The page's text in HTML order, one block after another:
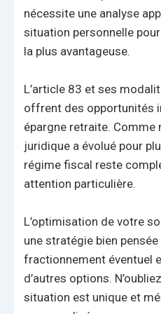
nécessite une analyse
situation personnelle
la plus avantageuse.
L’article 83 et ses
offrent des opportunités
épargne retraite. Comme
juridique a évolué pour
régime fiscal reste
attention particulière.
L’optimisation de votre
une stratégie bien
fractionnement éventuel
d’autres options.
situation est unique et